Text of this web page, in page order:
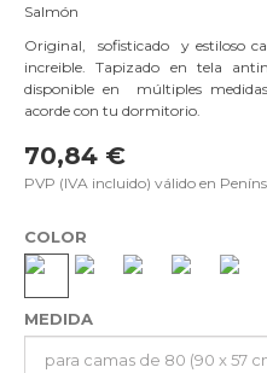
Salmón
Original, sofisticado y estiloso
increible. Tapizado en tela
disponible en múltiples
acorde con tu dormitorio.
70,84 €
PVP (IVA incluido) válido en
COLOR
MEDIDA